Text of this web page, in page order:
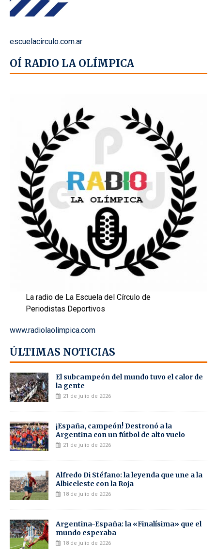
escuelacirculo.com.ar
OÍ RADIO LA OLÍMPICA
La radio de La Escuela del Círculo de
Periodistas Deportivos
www.radiolaolimpica.com
ÚLTIMAS NOTICIAS
El subcampeón del mundo tuvo el calor de
la gente
21 de julio de 2026
¡España, campeón! Destronó a la
Argentina con un fútbol de alto vuelo
21 de julio de 2026
Alfredo Di Stéfano: la leyenda que une a la
Albiceleste con la Roja
18 de julio de 2026
Argentina-España: la «Finalísima» que el
mundo esperaba
18 de julio de 2026